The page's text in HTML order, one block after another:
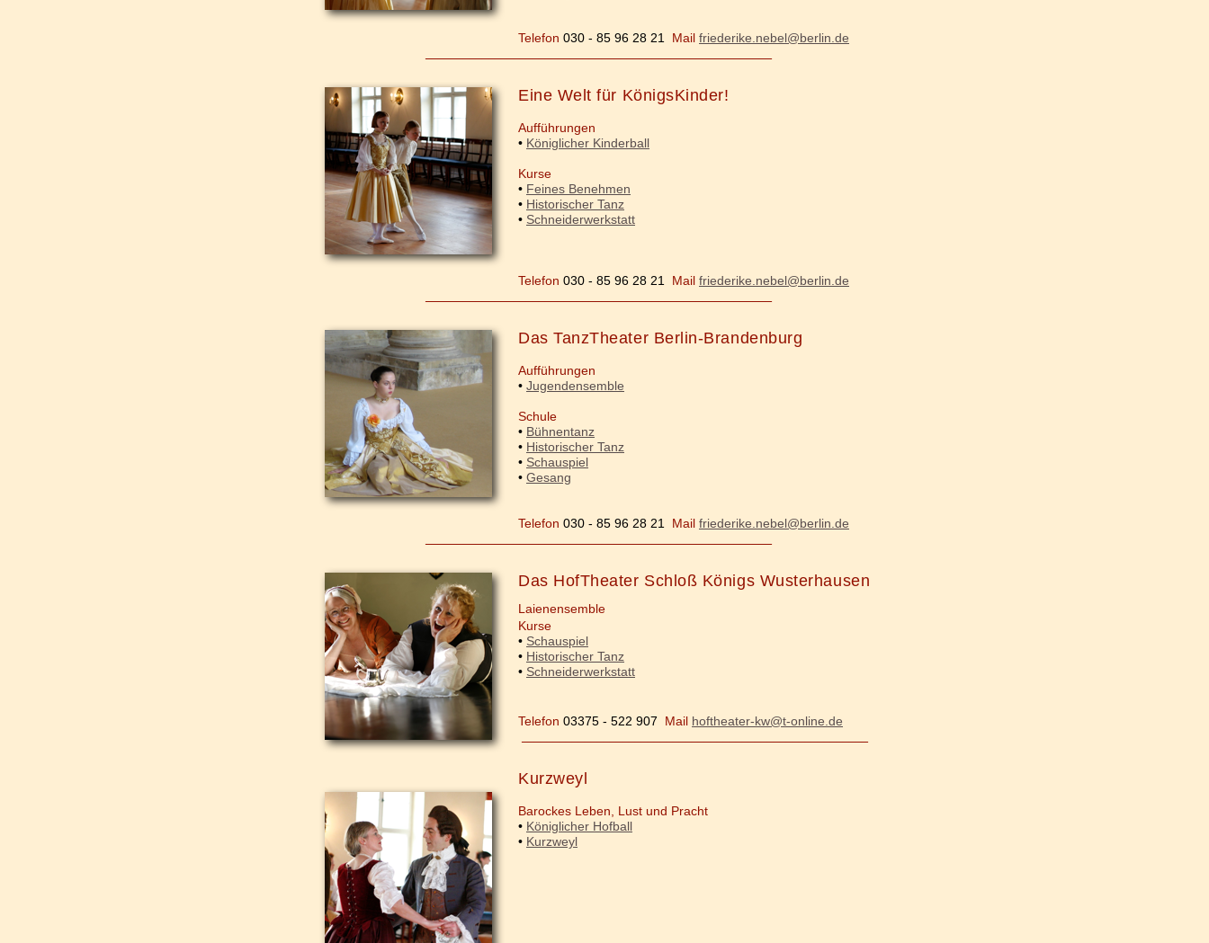
Telefon 030 - 85 96 28 21 Mail friederike.nebel@berlin.de
Eine Welt für KönigsKinder!
Aufführungen
• Königlicher Kinderball
Kurse
• Feines Benehmen
• Historischer Tanz
• Schneiderwerkstatt
Telefon 030 - 85 96 28 21 Mail friederike.nebel@berlin.de
Das TanzTheater Berlin-Brandenburg
Aufführungen
• Jugendensemble
Schule
• Bühnentanz
• Historischer Tanz
• Schauspiel
• Gesang
Telefon 030 - 85 96 28 21 Mail friederike.nebel@berlin.de
Das HofTheater Schloß Königs Wusterhausen
Laienensemble
Kurse
• Schauspiel
• Historischer Tanz
• Schneiderwerkstatt
Telefon 03375 - 522 907 Mail hoftheater-kw@t-online.de
Kurzweyl
Barockes Leben, Lust und Pracht
• Königlicher Hofball
• Kurzweyl